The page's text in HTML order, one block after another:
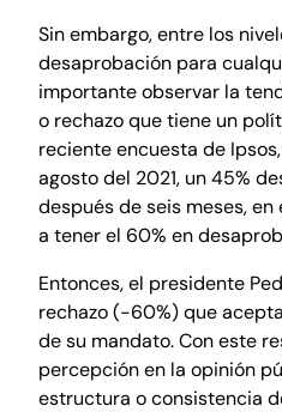
Sin embargo, entre los
desaprobación para
importante observar la
o rechazo que tiene un
reciente encuesta de
agosto del 2021, un 45%
después de seis meses,
a tener el 60% en
Entonces, el presidente
rechazo (-60%) que
de su mandato. Con este
percepción en la opinión
estructura o consistencia